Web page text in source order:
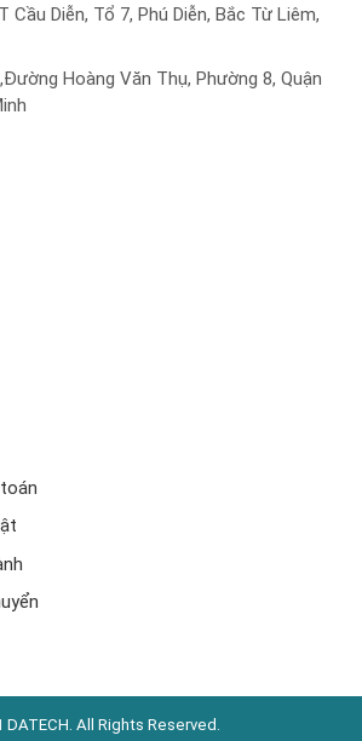
Cầu Diễn, Tổ 7, Phú Diễn, Bắc Từ Liêm,
Hoàng Văn Thụ, Phường 8, Quận
DATECH. All Rights Reserved.